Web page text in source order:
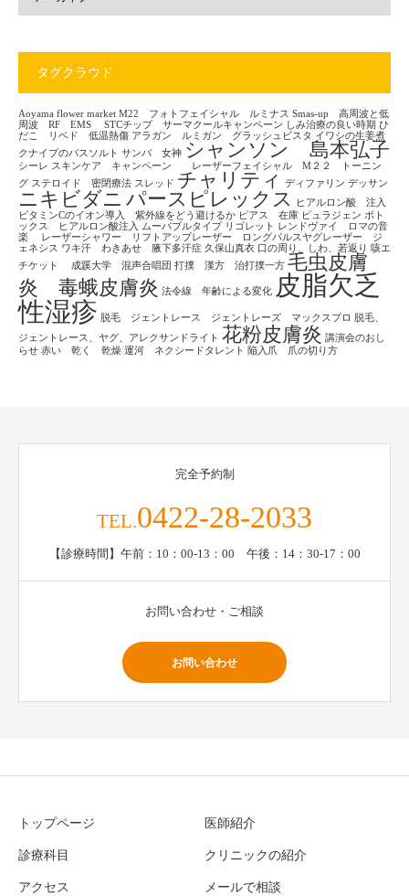
タグクラウド
Aoyama flower market M22 フォトフェイシャル ルミナス Smas-up 高周波と低
周波 RF EMS
STCチップ サーマクールキャンペーン しみ治療の良い時期 ひ
だこ リベド 低温熱傷 アラガン ルミガン グラッシュビスタ イワシの生姜煮
クナイプのバスソルト サンバ 女神 シャンソン 島本弘子
シーレ スキンケア キャンペーン レーザーフェイシャル M２２ トーニン
グ ステロイド 密閉療法 スレッド チャリティ ディファリン デッサン
ニキビダニ パースピレックス
ヒアルロン酸 注入
ビタミンCのイオン導入 紫外線をどう避けるか ピアス 在庫 ピュラジェン ボト
ックス ヒアルロン酸注入
ムーバブルタイプ リゴレット レンドヴァイ ロマの音
楽
レーザーシャワー リフトアップレーザー ロングパルスヤグレーザー ジ
ェネシス ワキ汗 わきあせ 腋下多汗症 久保山真衣 口の周り、しわ、若返り 咳エ
チケット
成蹊大学 混声合唱団 打撲 漢方 治打撲一方 毛虫皮膚
炎 毒蛾皮膚炎 法令線 年齢による変化
皮脂欠乏
性湿疹 脱毛 ジェントレース ジェントレーズ マックスプロ
脱毛、
ジェントレース、ヤグ、アレクサンドライト 花粉皮膚炎 講演会のおし
らせ 赤い 乾く 乾燥 運河 ネクシードタレント 陥入爪 爪の切り方
完全予約制
TEL.0422-28-2033
【診療時間】午前：10：00-13：00 午後：14：30-17：00
お問い合わせ・ご相談
お問い合わせ
トップページ 医師紹介
診療科目 クリニックの紹介
アクセス メールで相談